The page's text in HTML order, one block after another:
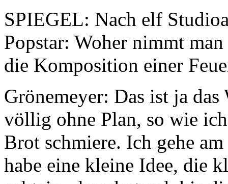
SPIEGEL: Nach elf
Popstar: Woher nimmt
die Komposition einer
Grönemeyer: Das ist ja
völlig ohne Plan, so wie
Brot schmiere. Ich gehe
habe eine kleine Idee, die